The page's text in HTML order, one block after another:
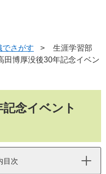
でさがす >
生涯学習部
田博厚没後30年記念イベン
念イベント
目次